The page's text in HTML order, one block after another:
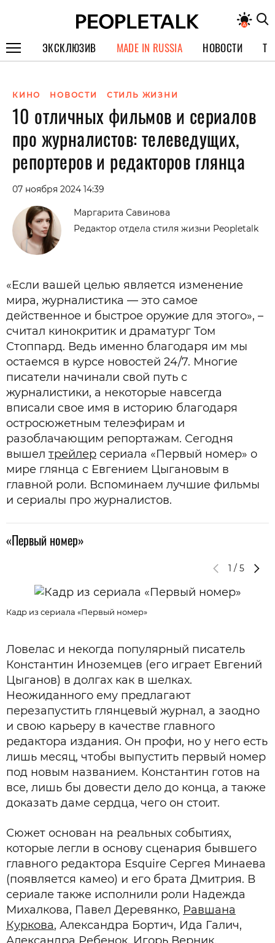
ЭКСКЛЮЗИВ
СПЕЦПРОЕКТЫ
ИНТЕРВЬЮ
ПОКОЛЕНИЕ
MADE IN RUSSIA НОВОСТИ
КИНО НОВОСТИ СТИЛЬ ЖИЗНИ
10 отличных фильмов и сериалов
про журналистов: телеведущих,
репортеров и редакторов глянца
07 ноября 2024 14:39
Маргарита Савинова
Редактор отдела стиля жизни Peopletalk
«Если вашей целью является изменение
мира, журналистика — это самое
действенное и быстрое оружие для этого», –
считал кинокритик и драматург Том
Стоппард. Ведь именно благодаря им мы
остаемся в курсе новостей 24/7. Многие
писатели начинали свой путь с
журналистики, а некоторые навсегда
вписали свое имя в историю благодаря
остросюжетным телеэфирам и
разоблачающим репортажам. Сегодня
вышел трейлер сериала «Первый номер» о
мире глянца с Евгением Цыгановым в
главной роли. Вспоминаем лучшие фильмы
и сериалы про журналистов.
«Первый номер»
1 / 5
Кадр из сериала «Первый номер»
Ловелас и некогда популярный писатель
Константин Иноземцев (его играет Евгений
Цыганов) в долгах как в шелках.
Неожиданного ему предлагают
перезапустить глянцевый журнал, а заодно
и свою карьеру в качестве главного
редактора издания. Он профи, но у него есть
лишь месяц, чтобы выпустить первый номер
под новым названием. Константин готов на
все, лишь бы довести дело до конца, а также
доказать даме сердца, чего он стоит.
Сюжет основан на реальных событиях,
которые легли в основу сценария бывшего
главного редактора Esquire Сергея Минаева
(появляется камео) и его брата Дмитрия. В
сериале также исполнили роли Надежда
Михалкова, Павел Деревянко, Равшана
Куркова, Александра Бортич, Ида Галич,